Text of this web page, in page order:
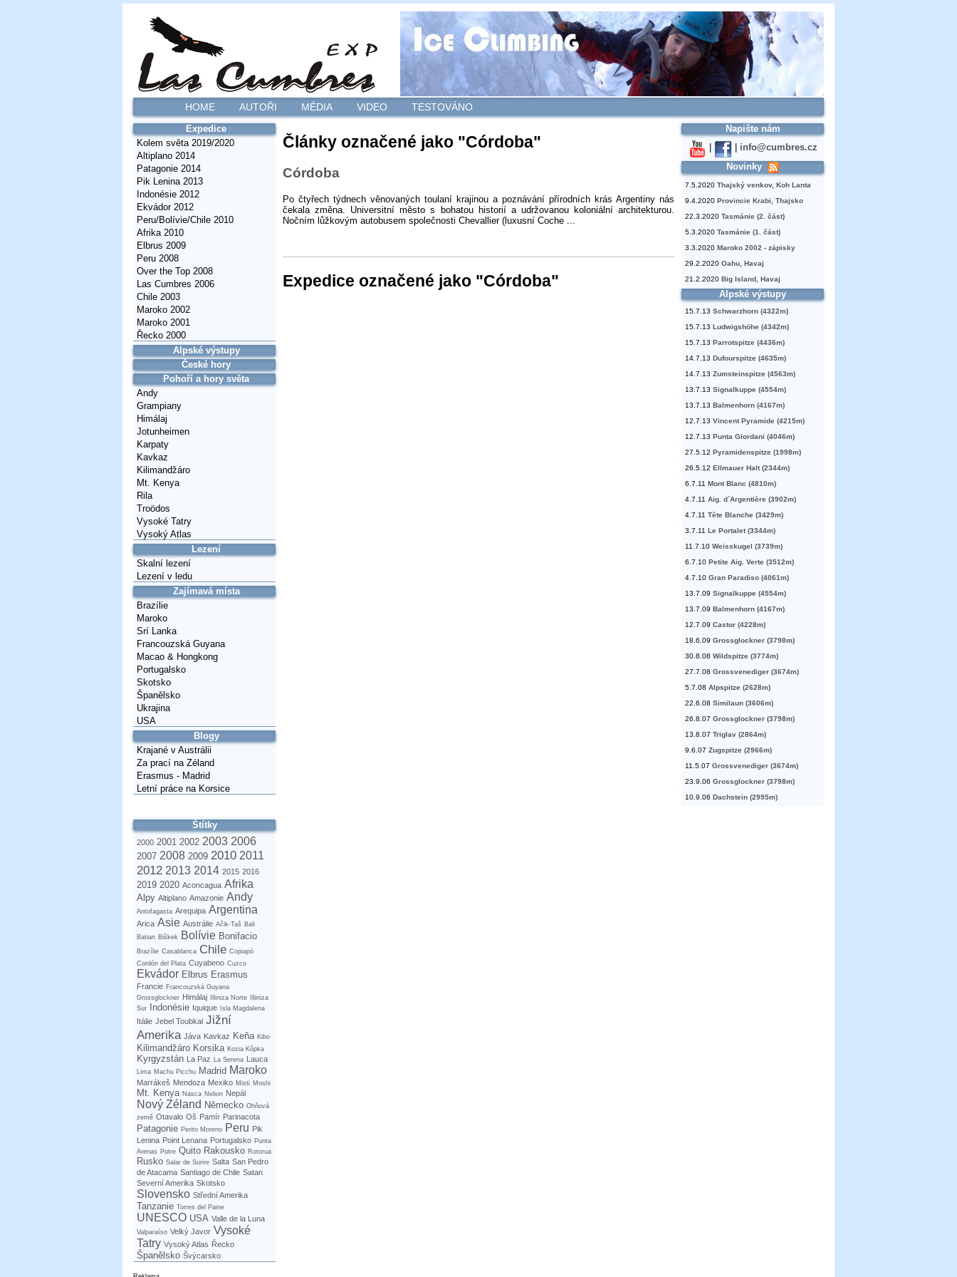
HOME AUTOŘI MÉDIA VIDEO TESTOVÁNO
Expedice
Kolem světa 2019/2020
Altiplano 2014
Patagonie 2014
Pik Lenina 2013
Indonésie 2012
Ekvádor 2012
Peru/Bolívie/Chile 2010
Afrika 2010
Elbrus 2009
Peru 2008
Over the Top 2008
Las Cumbres 2006
Chile 2003
Maroko 2002
Maroko 2001
Řecko 2000
Alpské výstupy
České hory
Pohoří a hory světa
Andy
Grampiany
Himálaj
Jotunheimen
Karpaty
Kavkaz
Kilimandžáro
Mt. Kenya
Rila
Troödos
Vysoké Tatry
Vysoký Atlas
Lezení
Skalní lezení
Lezení v ledu
Zajímavá místa
Brazílie
Maroko
Srí Lanka
Francouzská Guyana
Macao & Hongkong
Portugalsko
Skotsko
Španělsko
Ukrajina
USA
Blogy
Krajané v Austrálii
Za prací na Zéland
Erasmus - Madrid
Letní práce na Korsice
Štítky
2000 2001 2002 2003 2006
2007 2008 2009 2010 2011
2012 2013 2014 2015 2016
2019 2020 Aconcagua Afrika
Alpy Altiplano Amazonie Andy
Antofagasta Arequipa Argentina
Arica Asie Austrálie Ačik-Taš Bali
Batian Biškek Bolívie Bonifacio
Brazílie Casablanca Chile Copiapó
Cordón del Plata Cuyabeno Cuzco
Ekvádor Elbrus Erasmus
Francie Francouzská Guyana
Grossglockner Himálaj Illiniza Norte
Illiniza
Sur
Indonésie Iquique Isla Magdalena
Itálie Jebel Toubkal Jižní
Amerika Jáva Kavkaz Keňa Kibo
Kilimandžáro Korsika Kozia Kôpka
Kyrgyzstán La Paz La Serena Lauca
Lima Machu Picchu Madrid Maroko
Marrákeš Mendoza Mexiko Misti Moshi
Mt. Kenya Nasca Nelion Nepál
Nový Zéland Německo Ohňová
země Otavalo Oš Pamír Parinacota
Patagonie Perito Moreno Peru Pik
Lenina Point Lenana Portugalsko Punta
Arenas Putre Quito Rakousko Rotorua
Rusko Salar de Surire Salta San Pedro
de Atacama Santiago de Chile Satan
Severní Amerika Skotsko
Slovensko Střední Amerika
Tanzanie Torres del Paine
UNESCO USA Valle de la Luna
Valparaíso Velký Javor Vysoké
Tatry Vysoký Atlas Řecko
Španělsko Švýcarsko
Články označené jako "Córdoba"
Córdoba
Po čtyřech týdnech věnovaných toulaní krajinou a poznávání přírodních krás Argentiny nás
čekala změna. Universitní město s bohatou historií a udržovanou koloniální architekturou.
Nočním lůžkovým autobusem společnosti Chevallier (luxusní Coche ...
Expedice označené jako "Córdoba"
Napište nám
info@cumbres.cz
Novinky
7.5.2020 Thajský venkov, Koh Lanta
9.4.2020 Provincie Krabi, Thajsko
22.3.2020 Tasmánie (2. část)
5.3.2020 Tasmánie (1. část)
3.3.2020 Maroko 2002 - zápisky
29.2.2020 Oahu, Havaj
21.2.2020 Big Island, Havaj
Alpské výstupy
15.7.13 Schwarzhorn (4322m)
15.7.13 Ludwigshöhe (4342m)
15.7.13 Parrotspitze (4436m)
14.7.13 Dufourspitze (4635m)
14.7.13 Zumsteinspitze (4563m)
13.7.13 Signalkuppe (4554m)
13.7.13 Balmenhorn (4167m)
12.7.13 Vincent Pyramide (4215m)
12.7.13 Punta Giordani (4046m)
27.5.12 Pyramidenspitze (1998m)
26.5.12 Ellmauer Halt (2344m)
6.7.11 Mont Blanc (4810m)
4.7.11 Aig. d´Argentière (3902m)
4.7.11 Tête Blanche (3429m)
3.7.11 Le Portalet (3344m)
11.7.10 Weisskugel (3739m)
6.7.10 Petite Aig. Verte (3512m)
4.7.10 Gran Paradiso (4061m)
13.7.09 Signalkuppe (4554m)
13.7.09 Balmenhorn (4167m)
12.7.09 Castor (4228m)
18.6.09 Grossglockner (3798m)
30.8.08 Wildspitze (3774m)
27.7.08 Grossvenediger (3674m)
5.7.08 Alpspitze (2628m)
22.6.08 Similaun (3606m)
26.8.07 Grossglockner (3798m)
13.8.07 Triglav (2864m)
9.6.07 Zugspitze (2966m)
11.5.07 Grossvenediger (3674m)
23.9.06 Grossglockner (3798m)
10.9.06 Dachstein (2995m)